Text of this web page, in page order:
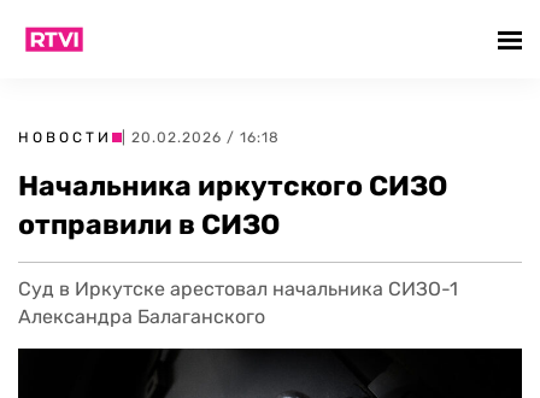
НОВОСТИ | 20.02.2026 / 16:18
Начальника иркутского СИЗО
отправили в СИЗО
Суд в Иркутске арестовал начальника СИЗО-1
Александра Балаганского